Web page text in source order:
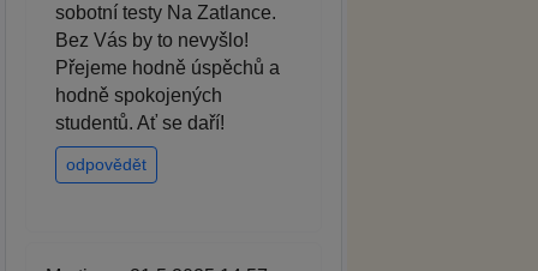
sobotní testy Na Zatlance.
Bez Vás by to nevyšlo!
Přejeme hodně úspěchů a
hodně spokojených
studentů. Ať se daří!
odpovědět